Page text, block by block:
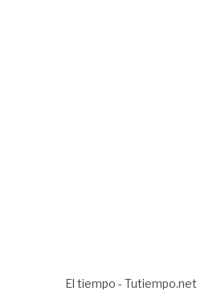
El tiempo - Tutiempo.net